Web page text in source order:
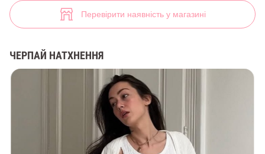
Перевірити наявність у магазині
ЧЕРПАЙ НАТХНЕННЯ
Молочний трикотажний кроп-топ на бретелях (арт. 47571) ♡